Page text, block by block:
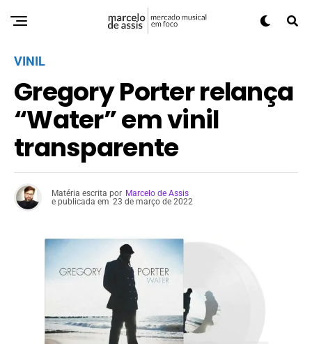
VINIL
Gregory Porter relança
“Water” em vinil
transparente
Matéria escrita por Marcelo de Assis
e publicada em 23 de março de 2022